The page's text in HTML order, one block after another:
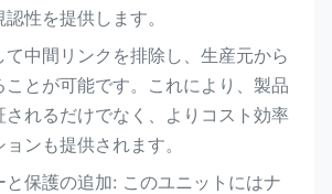
性を提供します。
て中間リンクを排除し、生産元から
ことが可能です。これにより、製品
されるだけでなく、よりコスト効率
ンも提供されます。
と保護の追加: このユニットにはナ